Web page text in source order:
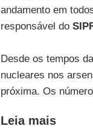
andamento em
responsável do
Desde os tempos
nucleares nos
próxima. Os
Leia mais